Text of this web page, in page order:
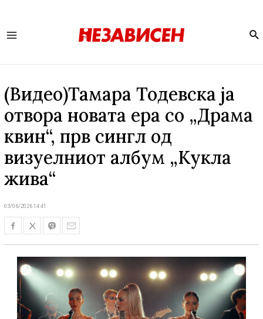
(Видео)Тамара Тодевска ја
отвора новата ера со „Драма
квин“, прв сингл од
визуелниот албум „Kукла
жива“
03/06/2026 14:41